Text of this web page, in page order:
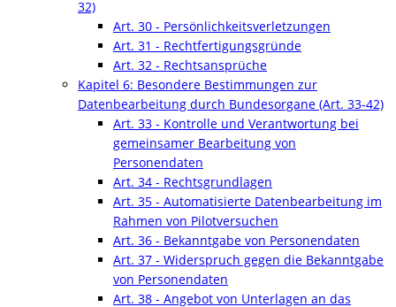
32)
Art. 30 - Persönlichkeitsverletzungen
Art. 31 - Rechtfertigungsgründe
Art. 32 - Rechtsansprüche
Kapitel 6: Besondere Bestimmungen zur
Datenbearbeitung durch Bundesorgane (Art. 33-42)
Art. 33 - Kontrolle und Verantwortung bei
gemeinsamer Bearbeitung von
Personendaten
Art. 34 - Rechtsgrundlagen
Art. 35 - Automatisierte Datenbearbeitung im
Rahmen von Pilotversuchen
Art. 36 - Bekanntgabe von Personendaten
Art. 37 - Widerspruch gegen die Bekanntgabe
von Personendaten
Art. 38 - Angebot von Unterlagen an das